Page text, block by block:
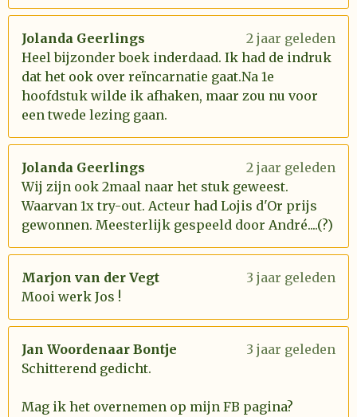
Jolanda Geerlings
2 jaar geleden
Heel bijzonder boek inderdaad. Ik had de indruk
dat het ook over reïncarnatie gaat.Na 1e
hoofdstuk wilde ik afhaken, maar zou nu voor
een twede lezing gaan.
Jolanda Geerlings
2 jaar geleden
Wij zijn ook 2maal naar het stuk geweest.
Waarvan 1x try-out. Acteur had Lojis d'Or prijs
gewonnen. Meesterlijk gespeeld door André....(?)
Marjon van der Vegt
3 jaar geleden
Mooi werk Jos !
Jan Woordenaar Bontje
3 jaar geleden
Schitterend gedicht.
Mag ik het overnemen op mijn FB pagina?